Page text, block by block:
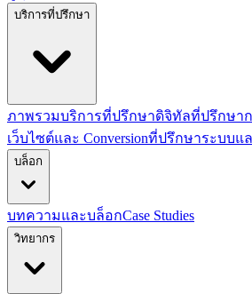
บริการที่ปรึกษา
ภาพรวมบริการที่ปรึกษาดิจิทัลที่ปรึกษา
เว็บไซต์และ Conversionที่ปรึกษาระบบแล
บล็อก
บทความและบล็อกCase Studies
วิทยากร